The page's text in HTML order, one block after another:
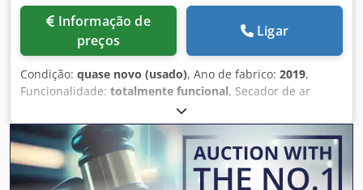
preços
Ligar
Condição: quase novo (usado), Ano de fabrico: 2019,
Funcionalidade: totalmente funcional, Secador de ar
refrigerado Atlas Copco FX6, usado. Codpfozrtbisx An Torf
2,34 m³/min 14 bar Ano de fabrico: 2019